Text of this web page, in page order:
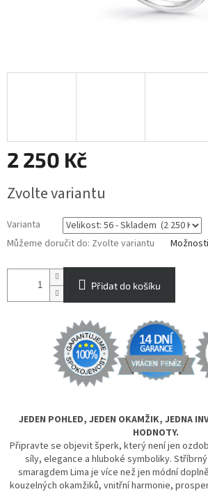
2 250 Kč
cena:
Zvolte variantu
Varianta
Můžeme doručit do: Zvolte variantu
Přidat do košíku
JEDEN POHLED, JEDEN OKAMŽIK, JEDNA
HODNOTY.
Připravte se objevit šperk, který není jen
síly, elegance a hluboké symboliky.
smaragdem Lima je více než jen módní
kouzelných okamžiků, vnitřní harmonie,